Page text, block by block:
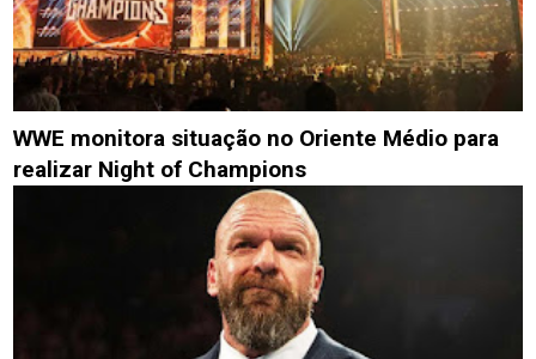
WWE monitora situação no Oriente Médio para
realizar Night of Champions